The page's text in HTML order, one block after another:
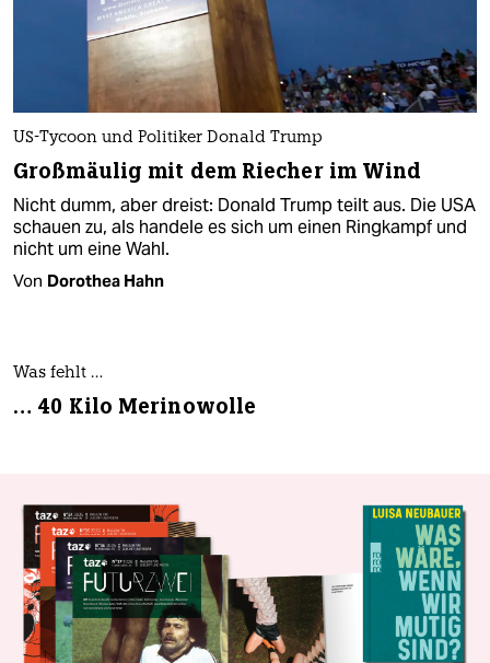
US-Tycoon und Politiker Donald Trump
Großmäulig mit dem Riecher im Wind
Nicht dumm, aber dreist: Donald Trump teilt aus. Die USA
schauen zu, als handele es sich um einen Ringkampf und
nicht um eine Wahl.
Von Dorothea Hahn
Was fehlt …
… 40 Kilo Merinowolle